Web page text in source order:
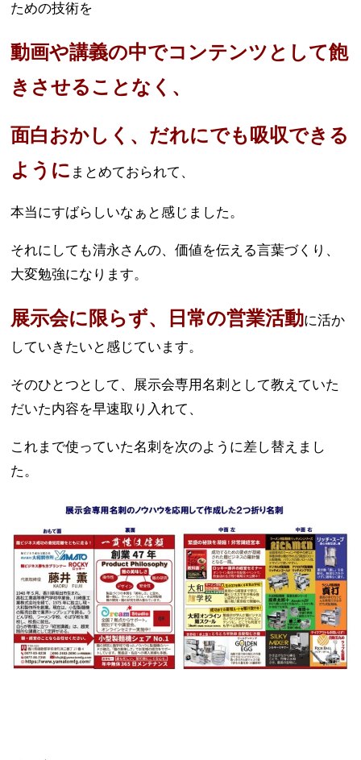
ための技術を
動画や講義の中でコンテンツとして飽
きさせることなく、
面白おかしく、だれにでも吸収できる
ように まとめておられて、
本当にすばらしいなぁと感じました。
それにしても清永さんの、価値を伝える言葉づくり、
大変勉強になります。
展示会に限らず、日常の営業活動に活か
していきたいと感じています。
そのひとつとして、展示会専用名刺として教えていた
だいた内容を早速取り入れて、
これまで使っていた名刺を次のように差し替えまし
た。